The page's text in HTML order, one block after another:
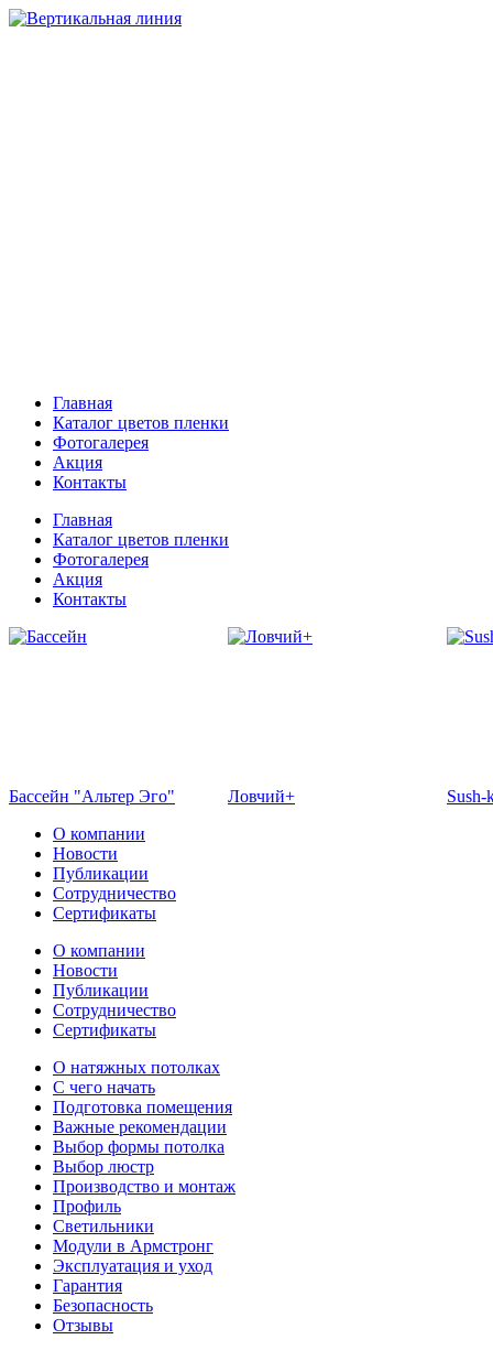
Главная
Каталог цветов пленки
Фотогалерея
Акция
Контакты
Главная
Каталог цветов пленки
Фотогалерея
Акция
Контакты
Бассейн "Альтер Эго" Ловчий+ Sush-
Отель Эмеральд
О компании
Новости
Публикации
Сотрудничество
Сертификаты
О компании
Новости
Публикации
Сотрудничество
Сертификаты
О натяжных потолках
С чего начать
Подготовка помещения
Важные рекомендации
Выбор формы потолка
Выбор люстр
Производство и монтаж
Профиль
Светильники
Модули в Армстронг
Эксплуатация и уход
Гарантия
Безопасность
Отзывы